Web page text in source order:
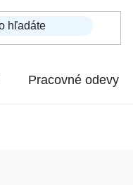
Pracovné odevy